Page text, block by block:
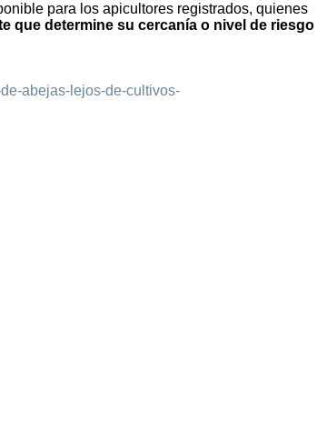
para los apicultores registrados, quienes
que determine su cercanía o nivel de riesgo
abejas-lejos-de-cultivos-